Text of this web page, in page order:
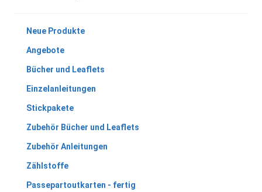
Neue Produkte
Angebote
Bücher und Leaflets
Einzelanleitungen
Stickpakete
Zubehör Bücher und Leaflets
Zubehör Anleitungen
Zählstoffe
Passepartoutkarten - fertig